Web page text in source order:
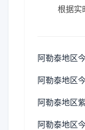
根据实
阿勒泰地区
阿勒泰地区
阿勒泰地区
阿勒泰地区